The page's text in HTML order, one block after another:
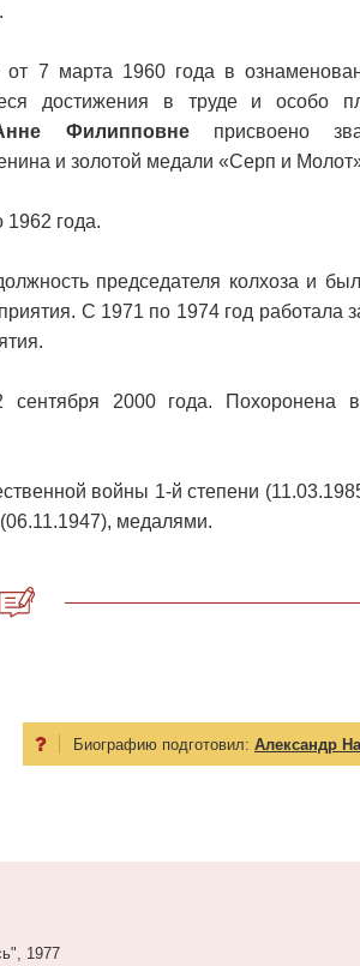
7 марта 1960 года в
достижения в труде и особо
Филипповнеприсвоено
и золотой медали «Серп и
1962 года.
председателя колхоза и
С 1971 по 1974 год работала
2000 года. Похоронена
войны 1-й степени
медалями.
Биографию подготовил: Александр
1977